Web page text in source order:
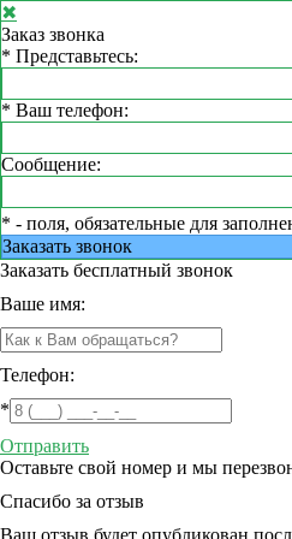
✖
Заказ звонка
* Представьтесь:
* Ваш телефон:
Сообщение:
* - поля, обязательные для
Заказать звонок
Заказать бесплатный звонок
Ваше имя:
Телефон:
*
Отправить
Оставьте свой номер и мы
Спасибо за отзыв
Ваш отзыв будет опубликован